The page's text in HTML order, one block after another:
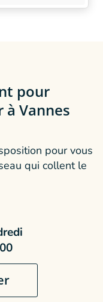
Votre
remplacée
pour
Vannes
pour vous
qui collent le